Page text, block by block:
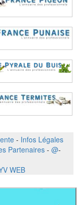
- Infos Légales
Partenaires - @-
WEB